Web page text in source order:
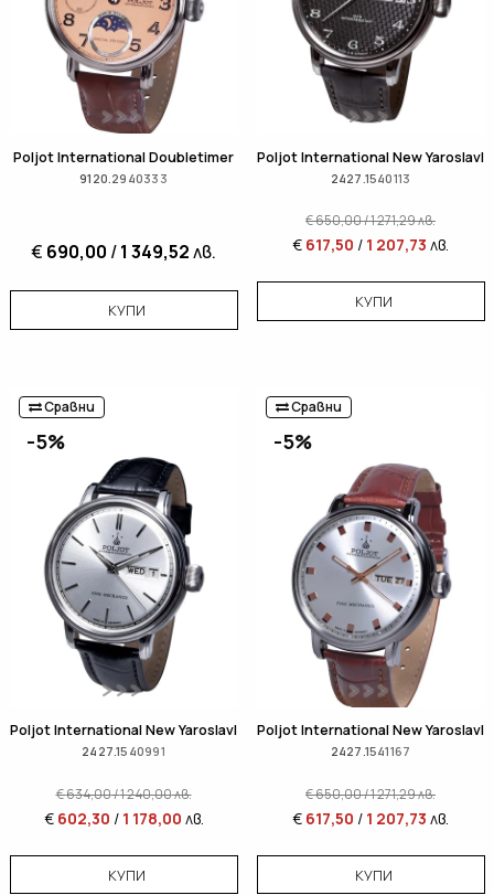
Poljot International Doubletimer
9120.2940333
€ 690,00 /1 349,52лв.
КУПИ
Poljot International New Yaroslavl
2427.1540113
€650,00/1 271,29лв.
€ 617,50 / 1 207,73 лв.
КУПИ
Сравни
-5%
Poljot International New Yaroslavl
2427.1540991
€634,00/1 240,00лв.
€ 602,30 / 1 178,00 лв.
КУПИ
Сравни
-5%
Poljot International New Yaroslavl
2427.1541167
€650,00/1 271,29лв.
€ 617,50 / 1 207,73 лв.
КУПИ